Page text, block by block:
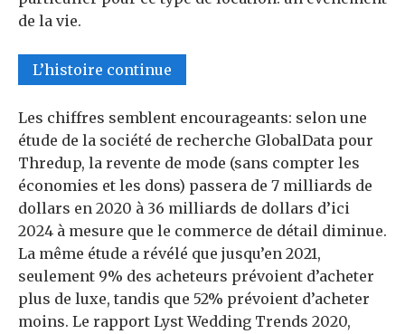
de la vie.
L’histoire continue
Les chiffres semblent encourageants: selon une
étude de la société de recherche GlobalData pour
Thredup, la revente de mode (sans compter les
économies et les dons) passera de 7 milliards de
dollars en 2020 à 36 milliards de dollars d’ici
2024 à mesure que le commerce de détail diminue.
La même étude a révélé que jusqu’en 2021,
seulement 9% des acheteurs prévoient d’acheter
plus de luxe, tandis que 52% prévoient d’acheter
moins. Le rapport Lyst Wedding Trends 2020,